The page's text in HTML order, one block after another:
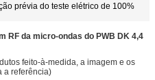
prévia do teste elétrico de 100%
RF da micro-ondas do PWB DK 4,4
feito-à-medida, a imagem e os
a referência)